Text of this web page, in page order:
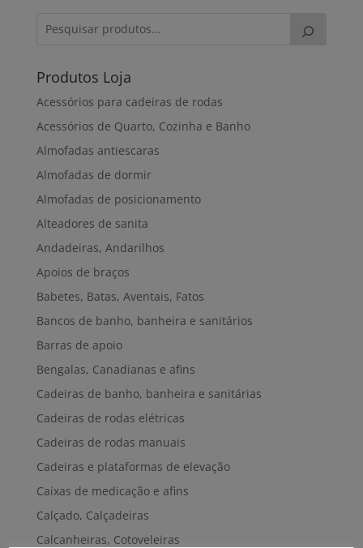
Produtos Loja
Acessórios para cadeiras de rodas
Acessórios de Quarto, Cozinha e Banho
Almofadas antiescaras
Almofadas de dormir
Almofadas de posicionamento
Alteadores de sanita
Andadeiras, Andarilhos
Apoios de braços
Babetes, Batas, Aventais, Fatos
Bancos de banho, banheira e sanitários
Barras de apoio
Bengalas, Canadianas e afins
Cadeiras de banho, banheira e sanitárias
Cadeiras de rodas elétricas
Cadeiras de rodas manuais
Cadeiras e plataformas de elevação
Caixas de medicação e afins
Calçado, Calçadeiras
Calcanheiras, Cotoveleiras